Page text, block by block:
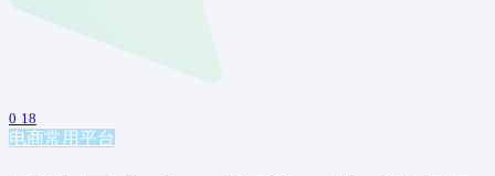
0 18
电商常用平台